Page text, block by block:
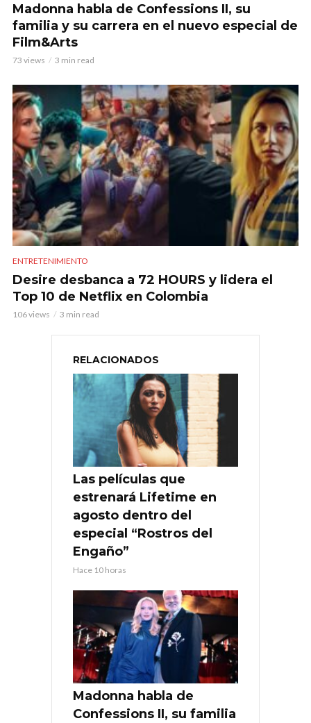
Madonna habla de Confessions II, su
familia y su carrera en el nuevo especial de
Film&Arts
73 views 3 min read
ENTRETENIMIENTO
Desire desbanca a 72 HOURS y lidera el
Top 10 de Netflix en Colombia
106 views 3 min read
RELACIONADOS
Las películas que
estrenará Lifetime en
agosto dentro del
especial “Rostros del
Engaño”
Hace 10 horas
Madonna habla de
Confessions II, su familia